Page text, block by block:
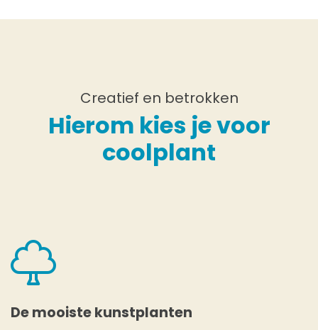
Creatief en betrokken
Hierom kies je voor
coolplant
De mooiste kunstplanten